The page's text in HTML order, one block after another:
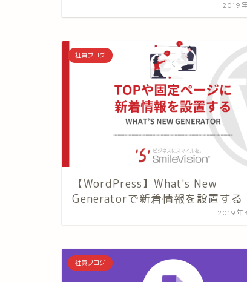
2019
社員ブログ
【WordPress】What's New
Generatorで新着情報を設置する
2019年
社員ブログ